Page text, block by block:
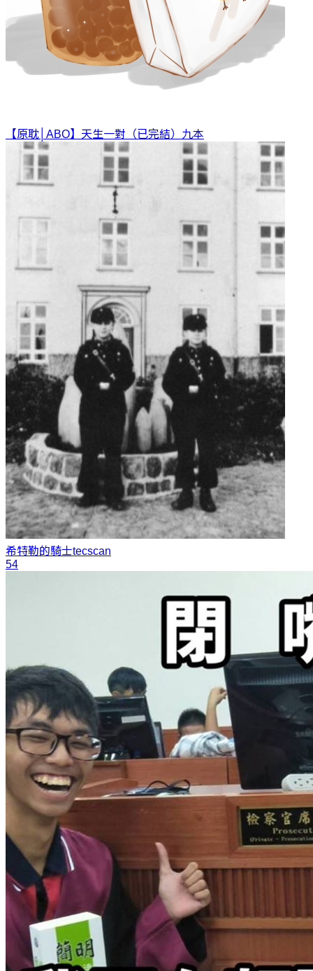
【原耽│ABO】天生一對（已完結） 九本
希特勒的騎士tecscan
54